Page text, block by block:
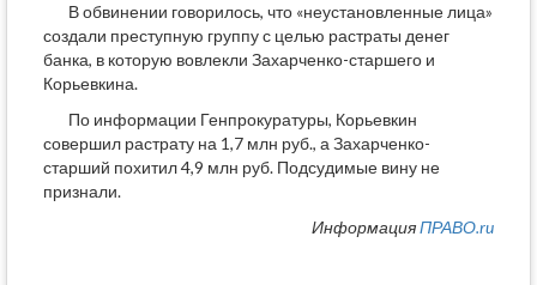
В обвинении говорилось, что «неустановленные лица»
создали преступную группу с целью растраты денег
банка, в которую вовлекли Захарченко-старшего и
Корьевкина.
По информации Генпрокуратуры, Корьевкин
совершил растрату на 1,7 млн руб., а Захарченко-
старший похитил 4,9 млн руб. Подсудимые вину не
признали.
ИнформацияПРАВО.ru